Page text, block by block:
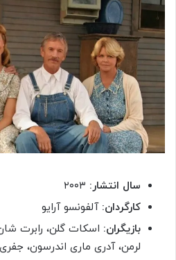
سال انتشار:
کارگردان: آلفونسو آرایو
بازیگران: اسکات گلن، رابرت شان
لرمن، آدری ماری اندرسون،